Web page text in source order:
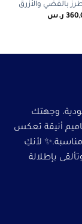
بالفضي والأزرق
ر.س
وجهتك
أنيقة تعكس
لأنكِ
بإطلالة